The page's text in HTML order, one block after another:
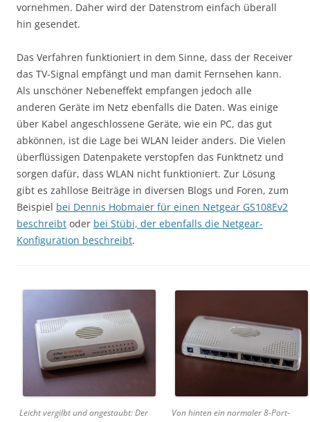
vornehmen. Daher wird der Datenstrom einfach überall
hin gesendet.
Das Verfahren funktioniert in dem Sinne, dass der Receiver
das TV-Signal empfängt und man damit Fernsehen kann.
Als unschöner Nebeneffekt empfangen jedoch alle
anderen Geräte im Netz ebenfalls die Daten. Was einige
über Kabel angeschlossene Geräte, wie ein PC, das gut
abkönnen, ist die Lage bei WLAN leider anders. Die Vielen
überflüssigen Datenpakete verstopfen das Funktnetz und
sorgen dafür, dass WLAN nicht funktioniert. Zur Lösung
gibt es zahllose Beiträge in diversen Blogs und Foren, zum
Beispiel bei Dennis Hobmaier für einen Netgear GS108Ev2
beschreibt oder bei Stübi, der ebenfalls die Netgear-
Konfiguration beschreibt.
Leicht vergilbt und angestaubt: Der
Von hinten ein normaler 8-Port-